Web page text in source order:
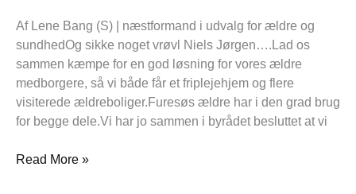
Af Lene Bang (S) | næstformand i udvalg for ældre og
sundhedOg sikke noget vrøvl Niels Jørgen….Lad os
sammen kæmpe for en god løsning for vores ældre
medborgere, så vi både får et friplejehjem og flere
visiterede ældreboliger.Furesøs ældre har i den grad brug
for begge dele.Vi har jo sammen i byrådet besluttet at vi
Read More »